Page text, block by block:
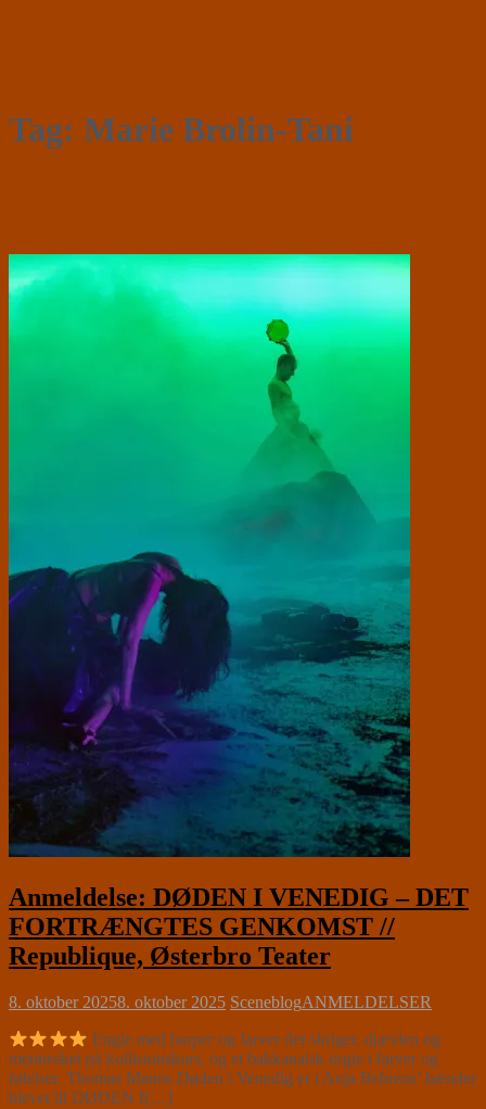
Tag: Marie Brolin-Tani
Anmeldelse: DØDEN I VENEDIG – DET
FORTRÆNGTES GENKOMST //
Republique, Østerbro Teater
8. oktober 20258. oktober 2025 SceneblogANMELDELSER
Engle med harper og farver der skriger, djævlen og
mennesket på kollisionskurs, og et bakkanalsk orgie i farver og
følelser. Thomas Manns Døden i Venedig er i Anja Behrens’ hænder
blevet til DØDEN I[…]